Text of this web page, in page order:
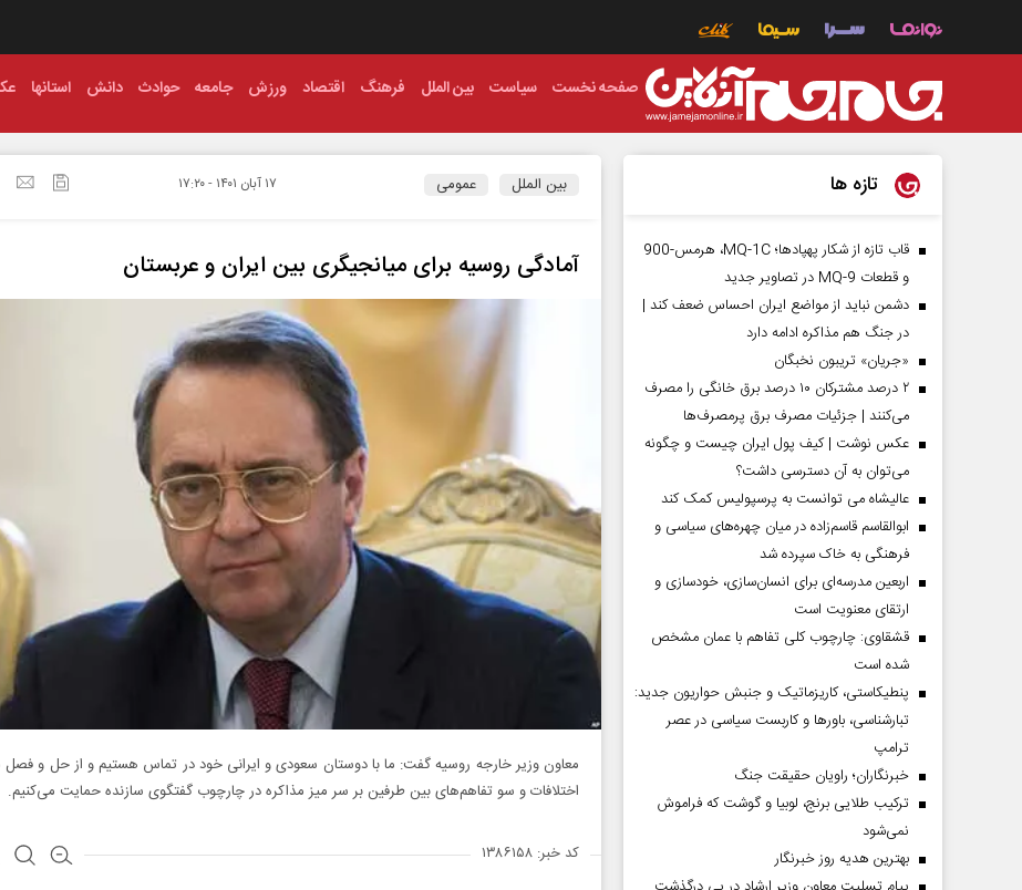
صفحه نخست سیاست بین الملل فرهنگ اقتصاد ورزش جامعه حوادث دانش استانها
بین الملل عمومی ۱۷ آبان ۱۴۰۱ - ۱۷:۲۰
آمادگی روسیه برای میانجیگری بین ایران و عربستان
معاون وزیر خارجه روسیه گفت: ما با دوستان سعودی و ایرانی خود در تماس هستیم و از حل و
اختلافات و سو تفاهم‌های بین طرفین بر سر میز مذاکره در چارچوب گفتگوی سازنده حمایت می‌کنیم.
کد خبر: ۱۳۸۶۱۵۸
تازه ها
قاب تازه از شکار پهپادها؛ MQ-1C، هرمس-900
و قطعات MQ-9 در تصاویر جدید
دشمن نباید از مواضع ایران احساس ضعف کند |
در جنگ هم مذاکره ادامه دارد
«جریان» تریبون نخبگان
۲ درصد مشترکان ۱۰ درصد برق خانگی را مصرف
می‌کنند | جزئیات مصرف برق پرمصرف‌ها
عکس نوشت | کیف پول ایران چیست و چگونه
می‌توان به آن دسترسی داشت؟
عالیشاه می توانست به پرسپولیس کمک کند
ابوالقاسم قاسم‌زاده در میان چهره‌های سیاسی و
فرهنگی به خاک سپرده شد
اربعین مدرسه‌ای برای انسان‌سازی، خودسازی و
ارتقای معنویت است
قشقاوی: چارچوب کلی تفاهم با عمان مشخص
شده است
پنطیکاستی، کاریزماتیک و جنبش حواریون جدید:
تبارشناسی، باور‌ها و کاربست سیاسی در عصر
ترامپ
خبرنگاران؛ راویان حقیقت جنگ
ترکیب طلایی برنج، لوبیا و گوشت که فراموش
نمی‌شود
بهترین هدیه روز خبرنگار